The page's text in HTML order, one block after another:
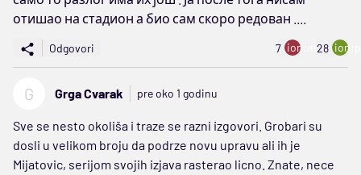
отишао на стадион а био сам скоро редован ....
Odgovori 7 ion:minus
28
G Grga Cvarak pre oko 1 godinu
Sve se nesto okoliša i traze se razni izgovori. Grobari su
dosli u velikom broju da podrze novu upravu ali ih je
Mijatovic, serijom svojih izjava rasterao licno. Znate, nece